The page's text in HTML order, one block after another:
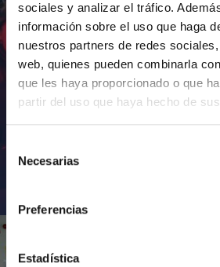
sociales y analizar el tráfico.
información sobre el uso que haga
nuestros partners de redes
web, quienes pueden combinarla
que les haya proporcionado o que
partir del uso que haya hecho de
Necesarias
Preferencias
Estadística